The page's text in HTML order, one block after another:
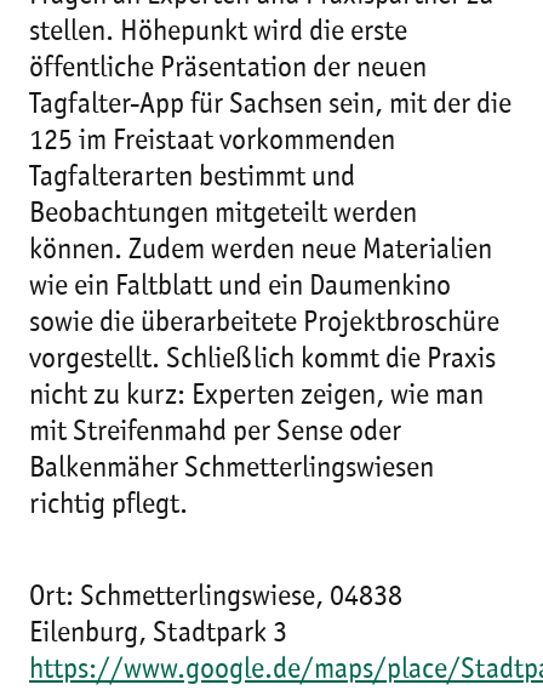
stellen. Höhepunkt wird die erste
öffentliche Präsentation der neuen
Tagfalter-App für Sachsen sein, mit der die
125 im Freistaat vorkommenden
Tagfalterarten bestimmt und
Beobachtungen mitgeteilt werden
können. Zudem werden neue Materialien
wie ein Faltblatt und ein Daumenkino
sowie die überarbeitete Projektbroschüre
vorgestellt. Schließlich kommt die Praxis
nicht zu kurz: Experten zeigen, wie man
mit Streifenmahd per Sense oder
Balkenmäher Schmetterlingswiesen
richtig pflegt.
Ort: Schmetterlingswiese, 04838
Eilenburg, Stadtpark 3
https://www.google.de/maps/place/